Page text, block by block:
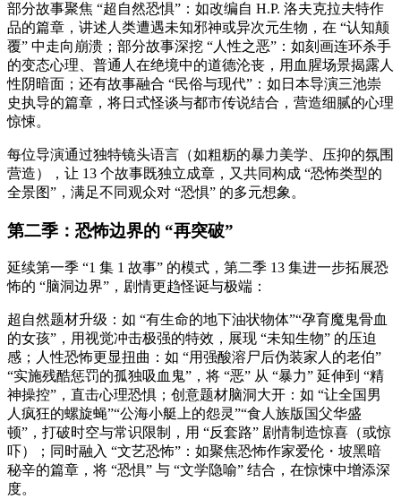
部分故事聚焦 “超自然恐惧”：如改编自 H.P. 洛夫克拉夫特作
品的篇章，讲述人类遭遇未知邪神或异次元生物，在 “认知颠
覆” 中走向崩溃；部分故事深挖 “人性之恶”：如刻画连环杀手
的变态心理、普通人在绝境中的道德沦丧，用血腥场景揭露人
性阴暗面；还有故事融合 “民俗与现代”：如日本导演三池崇
史执导的篇章，将日式怪谈与都市传说结合，营造细腻的心理
惊悚。
每位导演通过独特镜头语言（如粗粝的暴力美学、压抑的氛围
营造），让 13 个故事既独立成章，又共同构成 “恐怖类型的
全景图”，满足不同观众对 “恐惧” 的多元想象。
第二季：恐怖边界的 “再突破”
延续第一季 “1 集 1 故事” 的模式，第二季 13 集进一步拓展恐
怖的 “脑洞边界”，剧情更趋怪诞与极端：
超自然题材升级：如 “有生命的地下油状物体”“孕育魔鬼骨血
的女孩”，用视觉冲击极强的特效，展现 “未知生物” 的压迫
感；人性恐怖更显扭曲：如 “用强酸溶尸后伪装家人的老伯”
“实施残酷惩罚的孤独吸血鬼”，将 “恶” 从 “暴力” 延伸到 “精
神操控”，直击心理恐惧；创意题材脑洞大开：如 “让全国男
人疯狂的螺旋蝇”“公海小艇上的怨灵”“食人族版国父华盛
顿”，打破时空与常识限制，用 “反套路” 剧情制造惊喜（或惊
吓）；同时融入 “文艺恐怖”：如聚焦恐怖作家爱伦・坡黑暗
秘辛的篇章，将 “恐惧” 与 “文学隐喻” 结合，在惊悚中增添深
度。